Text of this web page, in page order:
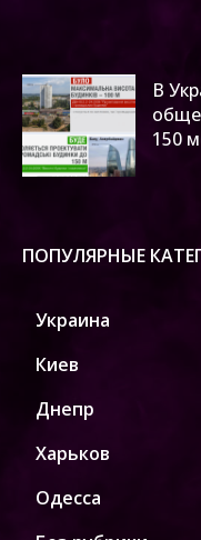
В
150
ПОПУЛЯРНЫЕ
Украина
Киев
Днепр
Харьков
Одесса